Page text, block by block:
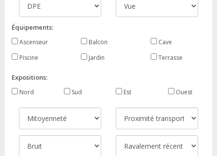
Équipements:
Ascenseur Balcon
Cave
Piscine
Jardin Terrasse
Expositions:
Nord Sud Est Ouest